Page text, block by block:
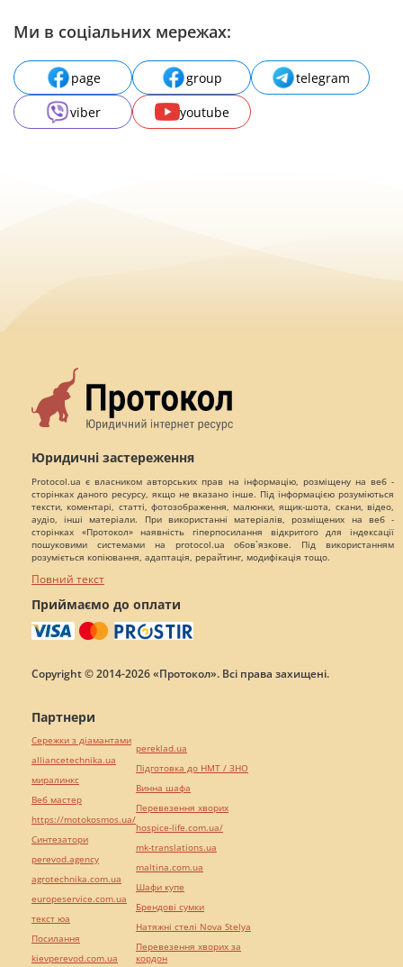
Ми в соціальних мережах:
page group
telegram
viber
youtube
Юридичні застереження
Protocol.ua є власником авторських прав на інформацію, розміщену на веб -
сторінках даного ресурсу, якщо не вказано інше. Під інформацією розуміються
тексти, коментарі, статті, фотозображення, малюнки, ящик-шота, скани, відео,
аудіо, інші матеріали. При використанні матеріалів, розміщених на веб -
сторінках «Протокол» наявність гіперпосилання відкритого для індексації
пошуковими системами на protocol.ua обов`язкове. Під використанням
розуміється копіювання, адаптація, рерайтинг, модифікація тощо.
Повний текст
Приймаємо до оплати
Copyright © 2014-2026 «Протокол». Всі права захищені.
Партнери
Сережки з діамантами
alliancetechnika.ua
миралинкс
Веб мастер
https://motokosmos.ua/
Синтезатори
perevod.agency
agrotechnika.com.ua
europeservice.com.ua
текст юа
Посилання
kievperevod.com.ua
pereklad.ua
Підготовка до НМТ / ЗНО
Винна шафа
Перевезення хворих
hospice-life.com.ua/
mk-translations.ua
maltina.com.ua
Шафи купе
Брендові сумки
Натяжні стелі Nova Stelya
Перевезення хворих за
кордон